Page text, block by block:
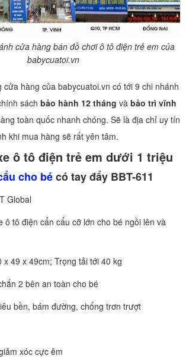
cửa hàng bán đồ chơi ô tô điện trẻ em của
babycuatoi.vn
hàng của babycuatoi.vn có tới 9 chi nhánh
sách bảo hành 12 tháng và bảo trì vĩnh
toàn quốc nhanh chóng. Sẽ là địa chỉ uy tín
khi mua hàng sẽ rất yên tâm.
ô tô điện trẻ em dưới 1 triệu
cho bécó tay đẩy BBT-611
Global
ô tô điện cẩn cẩu cỡ lớn cho bé ngồi lên và
49 x 49cm; Trọng tải tới 40 kg
2 bên an toàn cho bé
bền, bám đường, chống trơn trượt
xóc cực êm